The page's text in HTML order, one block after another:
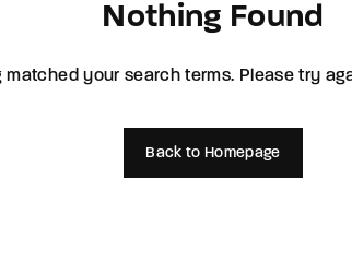
Nothing Found
matched your search terms. Please try
Back to Homepage
Remember Me